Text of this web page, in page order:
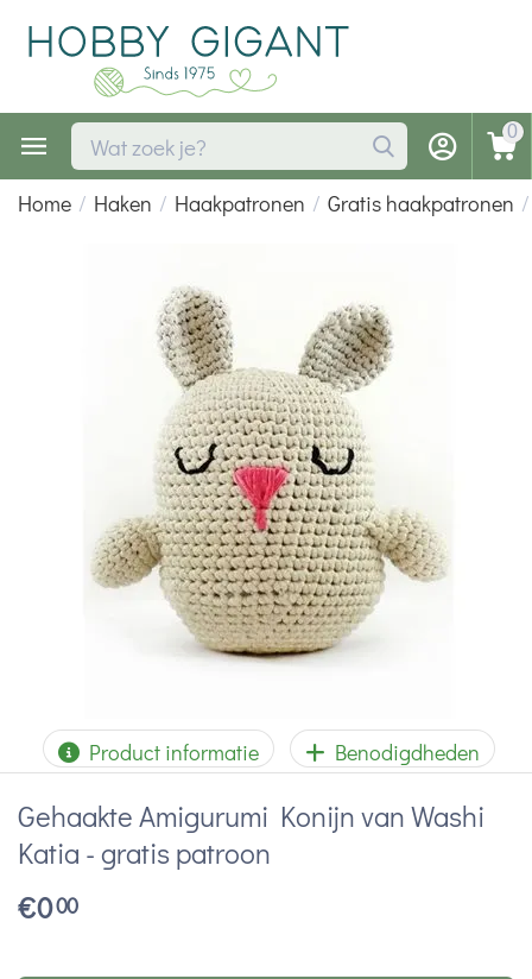
0
Home / Haken / Haakpatronen / Gratis haakpatronen /
Product informatie Benodigdheden
Gehaakte Amigurumi Konijn van Washi
Katia - gratis patroon
€000